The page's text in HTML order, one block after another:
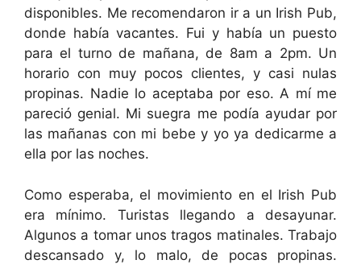
disponibles. Me recomendaron ir a un Irish Pub,
donde había vacantes. Fui y había un puesto
para el turno de mañana, de 8am a 2pm. Un
horario con muy pocos clientes, y casi nulas
propinas. Nadie lo aceptaba por eso. A mí me
pareció genial. Mi suegra me podía ayudar por
las mañanas con mi bebe y yo ya dedicarme a
ella por las noches.
Como esperaba, el movimiento en el Irish Pub
era mínimo. Turistas llegando a desayunar.
Algunos a tomar unos tragos matinales. Trabajo
descansado y, lo malo, de pocas propinas.